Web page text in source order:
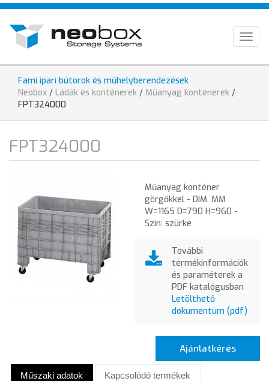
Ugrás
tartalomra
EN
Fami ipari bútorok és műhelyberendezések
Jelenlegi
hely
Neobox / Ládák és konténerek / Műanyag konténerek /
FPT324000
FPT324000
Műanyag konténer
görgőkkel - DIM. MM
W=1165 D=790 H=960 -
Szín: szürke
További
termékinformációk
és paraméterek a
PDF katalógusban
Letölthető
dokumentum (pdf)
Ajánlatkérés
Műszaki adatok Kapcsolódó termékek